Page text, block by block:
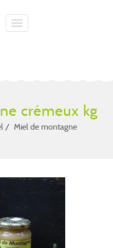
Toggle navigation
crémeux kg
Miel de montagne